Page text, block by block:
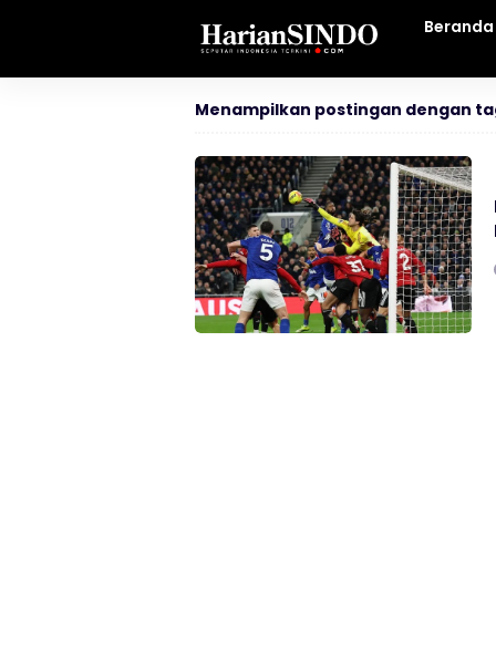
Beranda
Menampilkan postingan dengan